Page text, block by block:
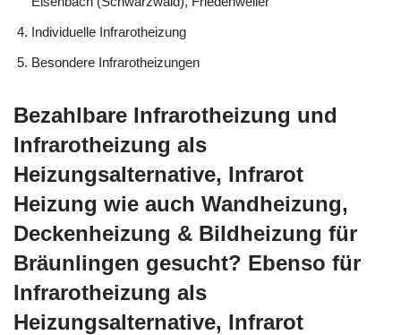
Individuelle Infrarotheizung
Besondere Infrarotheizungen
Bezahlbare Infrarotheizung und
Infrarotheizung als
Heizungsalternative, Infrarot
Heizung wie auch Wandheizung,
Deckenheizung & Bildheizung für
Bräunlingen gesucht? Ebenso für
Infrarotheizung als
Heizungsalternative, Infrarot